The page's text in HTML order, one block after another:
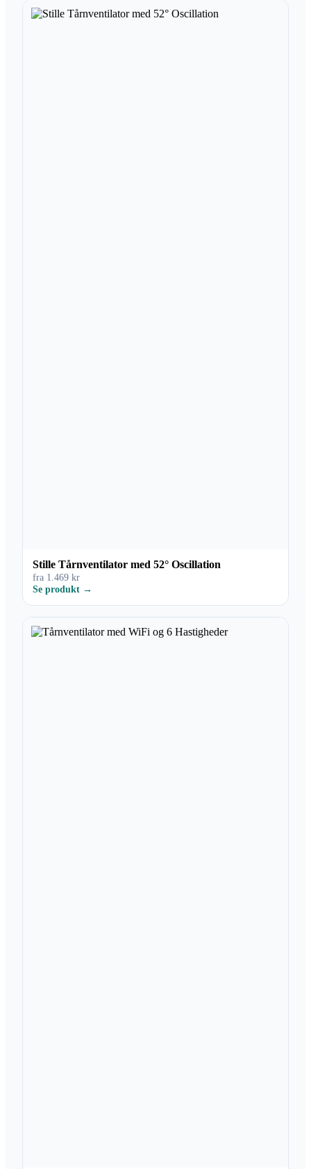
Stille Tårnventilator med 52° Oscillation
fra 1.469 kr
Se produkt →